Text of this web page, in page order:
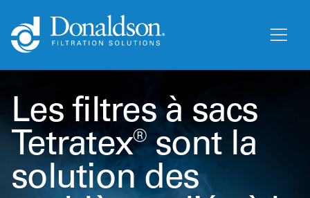
Les filtres à sacs
Tetratex® sont la
solution des